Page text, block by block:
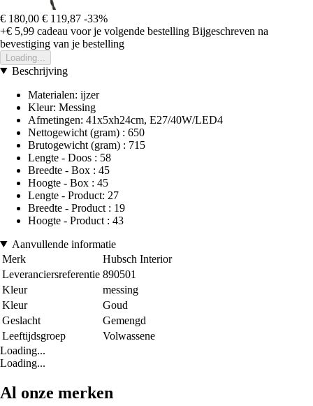
€ 180,00 € 119,87 -33%
+€ 5,99 cadeau voor je volgende bestelling Bijgeschreven na
bevestiging van je bestelling
Loading...
Beschrijving
Materialen: ijzer
Kleur: Messing
Afmetingen: 41x5xh24cm, E27/40W/LED4
Nettogewicht (gram) : 650
Brutogewicht (gram) : 715
Lengte - Doos : 58
Breedte - Box : 45
Hoogte - Box : 45
Lengte - Product: 27
Breedte - Product : 19
Hoogte - Product : 43
Aanvullende informatie
Merk
Hubsch Interior
Leveranciersreferentie 890501
Kleur
messing
Kleur
Goud
Geslacht
Gemengd
Leeftijdsgroep
Volwassene
Loading...
Loading...
Al onze merken